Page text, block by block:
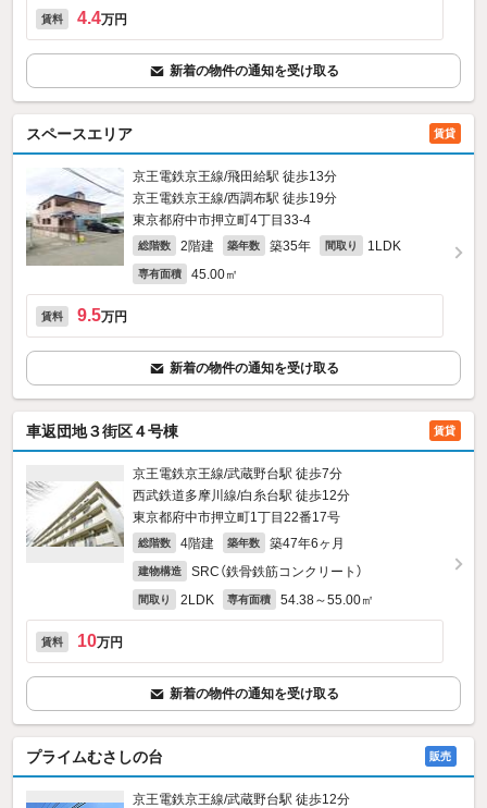
賃料 4.4万円
新着の物件の通知を受け取る
スペースエリア 賃貸
京王電鉄京王線/飛田給駅 徒歩13分
京王電鉄京王線/西調布駅 徒歩19分
東京都府中市押立町4丁目33-4
総階数 2階建 築年数 築35年 間取り 1LDK
専有面積 45.00㎡
賃料 9.5万円
新着の物件の通知を受け取る
車返団地３街区４号棟 賃貸
京王電鉄京王線/武蔵野台駅 徒歩7分
西武鉄道多摩川線/白糸台駅 徒歩12分
東京都府中市押立町1丁目22番17号
総階数 4階建 築年数 築47年6ヶ月
建物構造 SRC（鉄骨鉄筋コンクリート）
間取り 2LDK 専有面積 54.38～55.00㎡
賃料 10万円
新着の物件の通知を受け取る
プライムむさしの台 販売
京王電鉄京王線/武蔵野台駅 徒歩12分